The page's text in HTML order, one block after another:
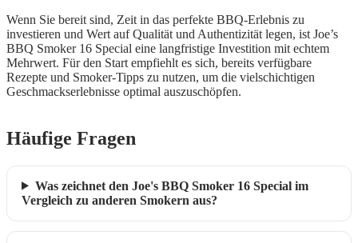
Wenn Sie bereit sind, Zeit in das perfekte BBQ-Erlebnis zu
investieren und Wert auf Qualität und Authentizität legen, ist Joe’s
BBQ Smoker 16 Special eine langfristige Investition mit echtem
Mehrwert. Für den Start empfiehlt es sich, bereits verfügbare
Rezepte und Smoker-Tipps zu nutzen, um die vielschichtigen
Geschmackserlebnisse optimal auszuschöpfen.
Häufige Fragen
Was zeichnet den Joe's BBQ Smoker 16 Special im
Vergleich zu anderen Smokern aus?